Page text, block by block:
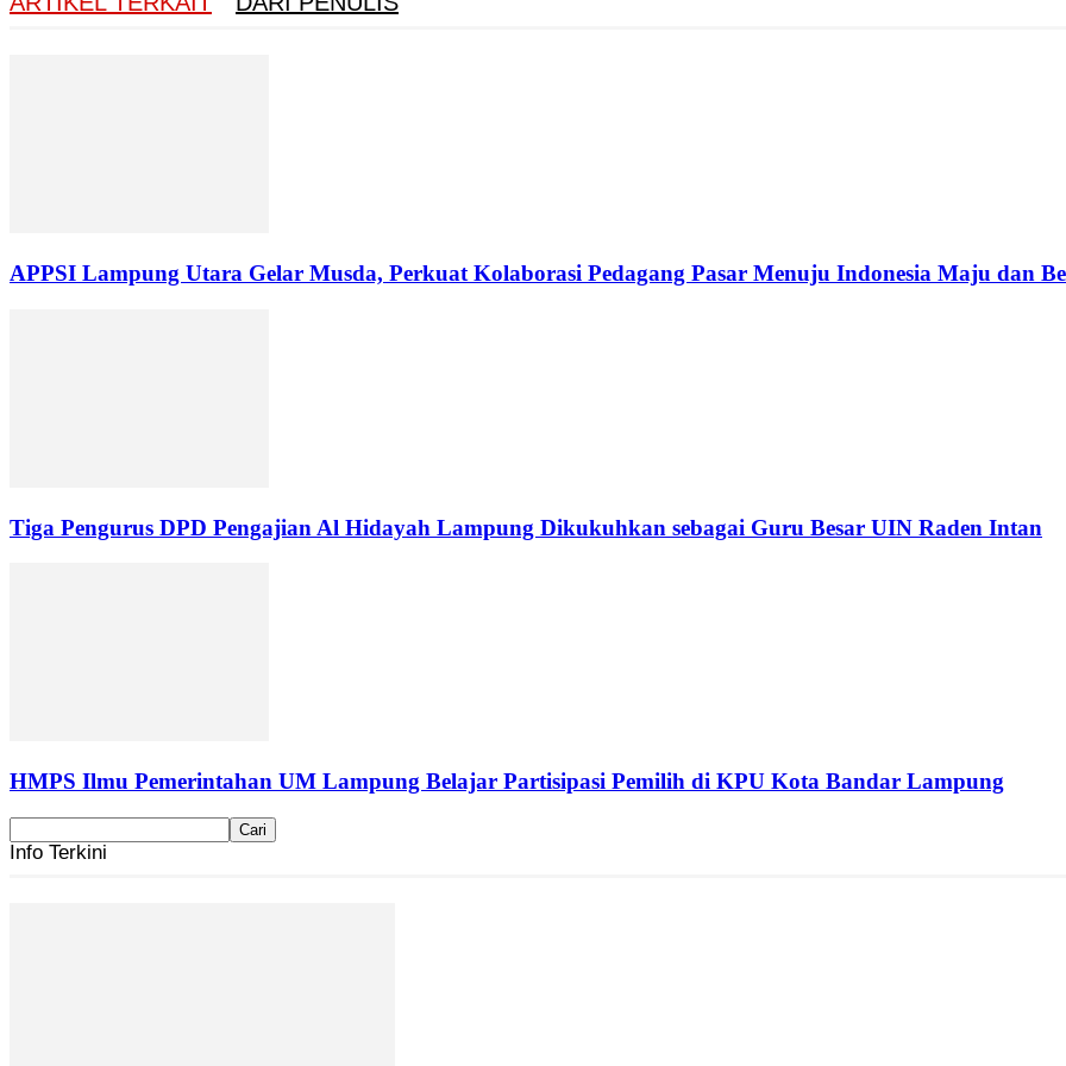
APPSI Lampung Utara Gelar Musda, Perkuat Kolaborasi Pedagang Pasar Menuju Indonesia Maju dan
Tiga Pengurus DPD Pengajian Al Hidayah Lampung Dikukuhkan sebagai Guru Besar UIN Raden Intan
HMPS Ilmu Pemerintahan UM Lampung Belajar Partisipasi Pemilih di KPU Kota Bandar Lampung
Info Terkini